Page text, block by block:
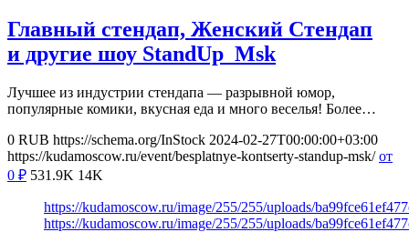
Главный стендап, Женский Стендап
и другие шоу StandUp_Msk
Лучшее из индустрии стендапа — разрывной юмор,
популярные комики, вкусная еда и много веселья! Более…
0 RUB https://schema.org/InStock 2024-02-27T00:00:00+03:00
https://kudamoscow.ru/event/besplatnye-kontserty-standup-msk/ от
0 ₽ 531.9K 14K
https://kudamoscow.ru/image/255/255/uploads/
https://kudamoscow.ru/image/255/255/uploads/